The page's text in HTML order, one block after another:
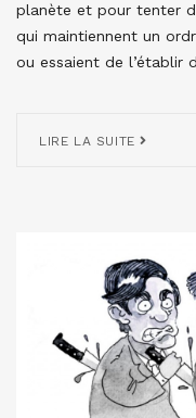
planète et pour tenter
qui maintiennent un
ou essaient de l’établir
LIRE LA SUITE